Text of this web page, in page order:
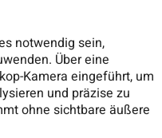
notwendig sein,
Über eine
Kamera eingeführt, um
und präzise zu
ohne sichtbare äußere